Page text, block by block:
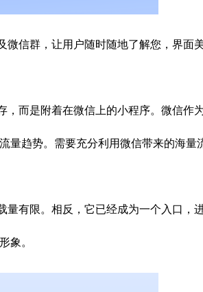
信群，让用户随时随地了解您，界面
而是附着在微信上的小程序。微信作
量趋势。需要充分利用微信带来的海量
有限。相反，它已经成为一个入口，
象。